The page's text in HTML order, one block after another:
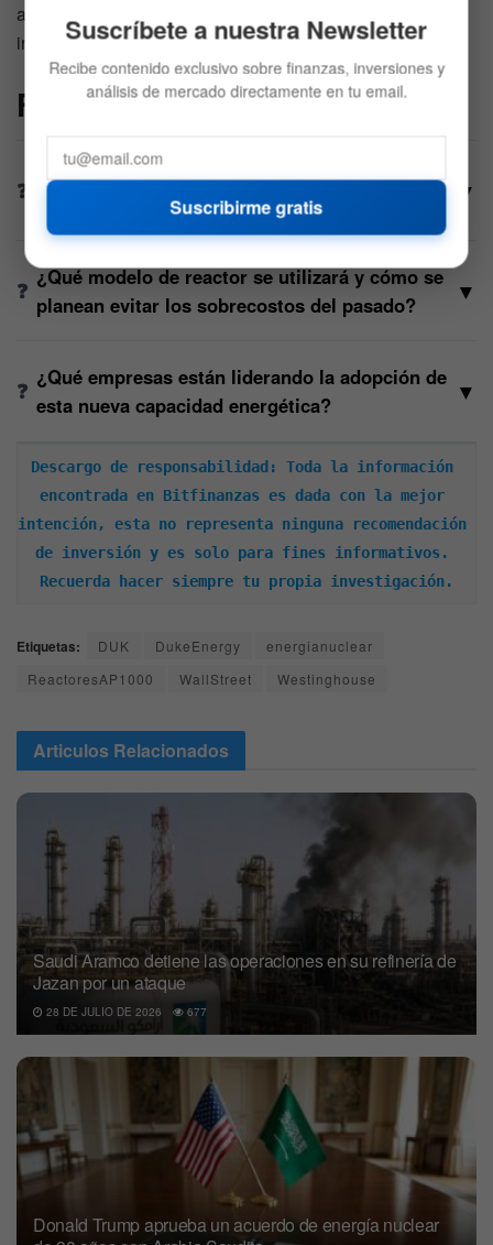
atómicos dictará el liderazgo tecnológico y de
infraestructura de las próximas décadas.
FAQs
¿Qué incentivo financiero ofreció el gobierno
de EE. UU. para reactivar el sector nuclear?
▼
¿Qué modelo de reactor se utilizará y cómo se
planean evitar los sobrecostos del pasado?
▼
¿Qué empresas están liderando la adopción de
esta nueva capacidad energética?
▼
Descargo de responsabilidad: Toda la información
encontrada en Bitfinanzas es dada con la mejor
intención, esta no representa ninguna recomendación
de inversión y es solo para fines informativos.
Recuerda hacer siempre tu propia investigación.
Etiquetas: DUK DukeEnergy
energianuclear
ReactoresAP1000
WallStreet Westinghouse
Articulos Relacionados
Saudi Aramco detiene las operaciones en su refinería de
Jazan por un ataque
28 DE JULIO DE 2026 677
Donald Trump aprueba un acuerdo de energía nuclear
Suscríbete a nuestra Newsletter
Recibe contenido exclusivo sobre finanzas, inversiones y
análisis de mercado directamente en tu email.
Suscribirme gratis